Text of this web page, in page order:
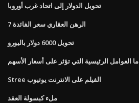
تحويل الدولار إلى اتحاد غرب أوروبا
7 الرهن العقاري سعر الفائدة
تحويل 6000 دولار باليورو
ما العوامل الرئيسية التي تؤثر على أسعار الأسهم
Stree الفيلم على الانترنت يوتيوب
ملء كبسولة العقد